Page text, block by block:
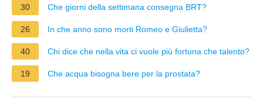
30 Che giorni della settimana consegna BRT?
26 In che anno sono morti Romeo e Giulietta?
40 Chi dice che nella vita ci vuole più fortuna che talento?
19 Che acqua bisogna bere per la prostata?